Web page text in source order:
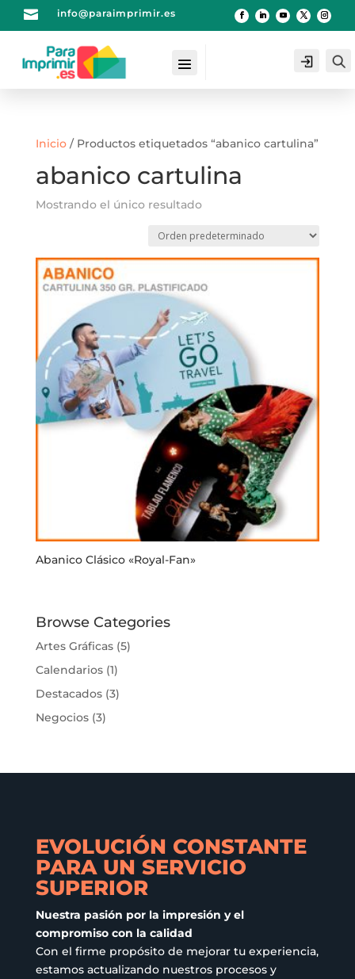
 info@paraimprimir.es
Login
Inicio/ Productos etiquetados “abanico cartulina”
abanico cartulina
Mostrando el único resultado
Abanico Clásico «Royal-Fan»
Browse Categories
Artes Gráficas(5)
Calendarios(1)
Destacados(3)
Negocios(3)
EVOLUCIÓN CONSTANTE
PARA UN SERVICIO
SUPERIOR
Nuestra pasión por la impresión y el
compromiso con la calidad
Con el firme propósito de mejorar tu experiencia,
estamos actualizando nuestros procesos y